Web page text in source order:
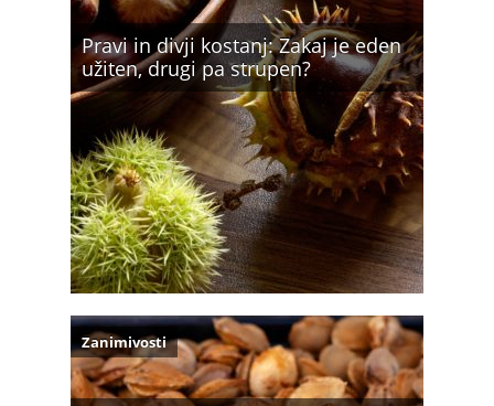
Pravi in divji kostanj: Zakaj je eden
užiten, drugi pa strupen?
Zanimivosti